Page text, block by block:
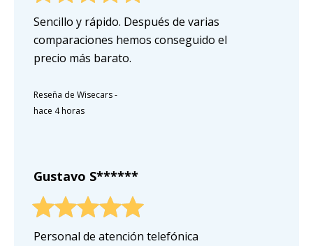
Sencillo y rápido. Después de varias
comparaciones hemos conseguido el
precio más barato.
Reseña de Wisecars-
hace 4 horas
Gustavo S******
Personal de atención telefónica